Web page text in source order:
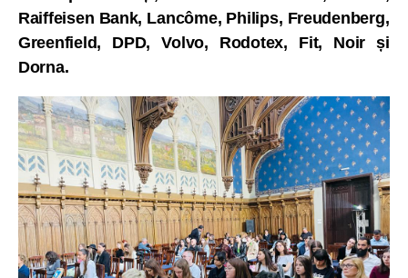
Raiffeisen Bank, Lancôme, Philips, Freudenberg,
Greenfield, DPD, Volvo, Rodotex, Fit, Noir și
Dorna.